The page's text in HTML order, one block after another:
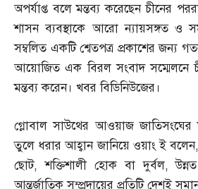
অপর্যাপ্ত বলে মন্তব্য করেছেন চীনের
শাসন ব্যবস্থাকে আরো ন্যায়সঙ্গত ও
সম্বলিত একটি শ্বেতপত্র প্রকাশের জন্য
আয়োজিত এক বিরল সংবাদ সম্মেলনে
মন্তব্য করেন। খবর বিডিনিউজের।
গ্লোবাল সাউথের আওয়াজ
তুলে ধরার আহ্বান জানিয়ে ওয়াং ই বলেন
ছোট,শক্তিশালী হোক বা দুর্বল,
আন্তর্জাতিক সম্প্রদায়ের প্রতিটি দেশই